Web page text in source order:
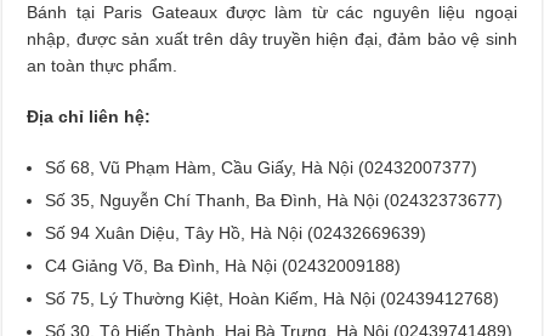
Bánh tại Paris Gateaux được làm từ các nguyên liệu ngoại
nhập, được sản xuất trên dây truyền hiện đại, đảm bảo vệ sinh
an toàn thực phẩm.
Địa chỉ liên hệ:
Số 68, Vũ Phạm Hàm, Cầu Giấy, Hà Nội (02432007377)
Số 35, Nguyễn Chí Thanh, Ba Đình, Hà Nội (02432373677)
Số 94 Xuân Diệu, Tây Hồ, Hà Nội (02432669639)
C4 Giảng Võ, Ba Đình, Hà Nội (02432009188)
Số 75, Lý Thường Kiệt, Hoàn Kiếm, Hà Nội (02439412768)
Số 30, Tô Hiến Thành, Hai Bà Trưng, Hà Nội (02439741489)